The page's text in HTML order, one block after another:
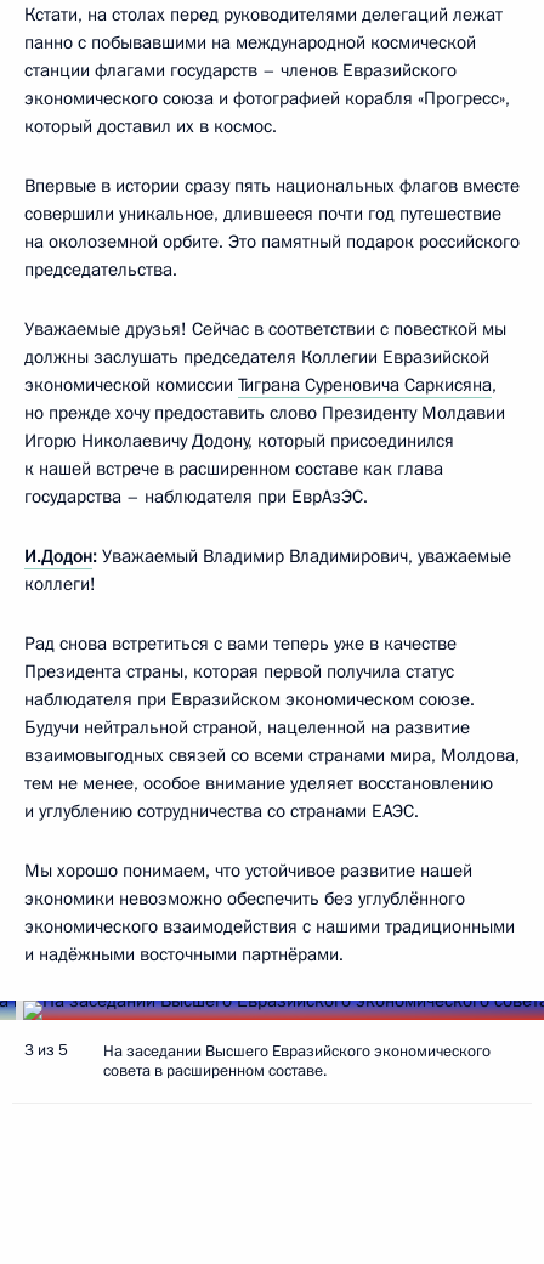
Кстати, на столах перед руководителями делегаций лежат
панно с побывавшими на международной космической
станции флагами государств – членов Евразийского
экономического союза и фотографией корабля «Прогресс»,
который доставил их в космос.
Впервые в истории сразу пять национальных флагов вместе
совершили уникальное, длившееся почти год путешествие
на околоземной орбите. Это памятный подарок российского
председательства.
Уважаемые друзья! Сейчас в соответствии с повесткой мы
должны заслушать председателя Коллегии Евразийской
экономической комиссии Тиграна Суреновича Саркисяна,
но прежде хочу предоставить слово Президенту Молдавии
Игорю Николаевичу Додону, который присоединился
к нашей встрече в расширенном составе как глава
государства – наблюдателя при ЕврАзЭС.
И.Додон: Уважаемый Владимир Владимирович, уважаемые
коллеги!
Рад снова встретиться с вами теперь уже в качестве
Президента страны, которая первой получила статус
наблюдателя при Евразийском экономическом союзе.
Будучи нейтральной страной, нацеленной на развитие
взаимовыгодных связей со всеми странами мира, Молдова,
тем не менее, особое внимание уделяет восстановлению
и углублению сотрудничества со странами ЕАЭС.
Мы хорошо понимаем, что устойчивое развитие нашей
экономики невозможно обеспечить без углублённого
экономического взаимодействия с нашими традиционными
и надёжными восточными партнёрами.
3 из 5
На заседании Высшего Евразийского экономического
совета в расширенном составе.